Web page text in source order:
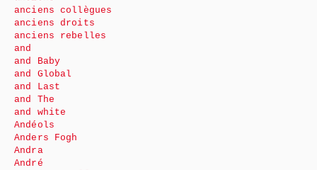
anciens collègues
anciens droits
anciens rebelles
and
and Baby
and Global
and Last
and The
and white
Andéols
Anders Fogh
Andra
André